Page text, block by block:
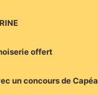
offert
un concours de Capéa